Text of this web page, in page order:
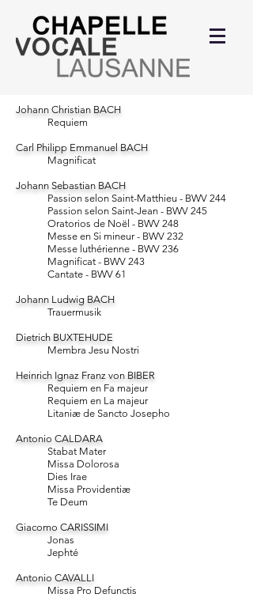
Johann Christian BACH
Requiem
Carl Philipp Emmanuel BACH
Magnificat
Johann Sebastian BACH
Passion selon Saint-Matthieu - BWV 244
Passion selon Saint-Jean - BWV 245
Oratorios de Noël - BWV 248
Messe en Si mineur - BWV 232
Messe luthérienne - BWV 236
Magnificat - BWV 243
Cantate - BWV 61
Johann Ludwig BACH
Trauermusik
Dietrich BUXTEHUDE
Membra Jesu Nostri
Heinrich Ignaz Franz von BIBER
Requiem en Fa majeur
Requiem en La majeur
Litaniæ de Sancto Josepho
Antonio CALDARA
Stabat Mater
Missa Dolorosa
Dies Irae
Missa Providentiæ
Te Deum
Giacomo CARISSIMI
Jonas
Jephté
Antonio CAVALLI
Missa Pro Defunctis